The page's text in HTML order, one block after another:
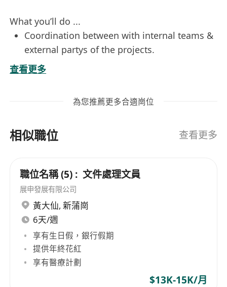
What you’ll do ...
Coordination between with internal teams &
external partys of the projects.
Assist in project management and statutory
submissions for development projects.
Liaise with customers and suppliers.
English Language in HKDSEE or HKCEE, or
equivalent.
0 Year 學歷符合但無相關後勤支援或協調文員
的經驗 16K-17K
1-2 Year 學歷符合及相關經驗19K - 20K
Good in spoken Cantonese and Mandarin.
Good in written English and Chinese.
Proficiency in Microsoft Word, Excel
查看更多
為您推薦更多合適崗位
相似職位 查看更多
職位名稱 (5) : 文件處理文員
展申發展有限公司
黃大仙, 新蒲崗
6天/週
享有生日假，銀行假期
提供年終花紅
享有醫療計劃
$13K-15K/月